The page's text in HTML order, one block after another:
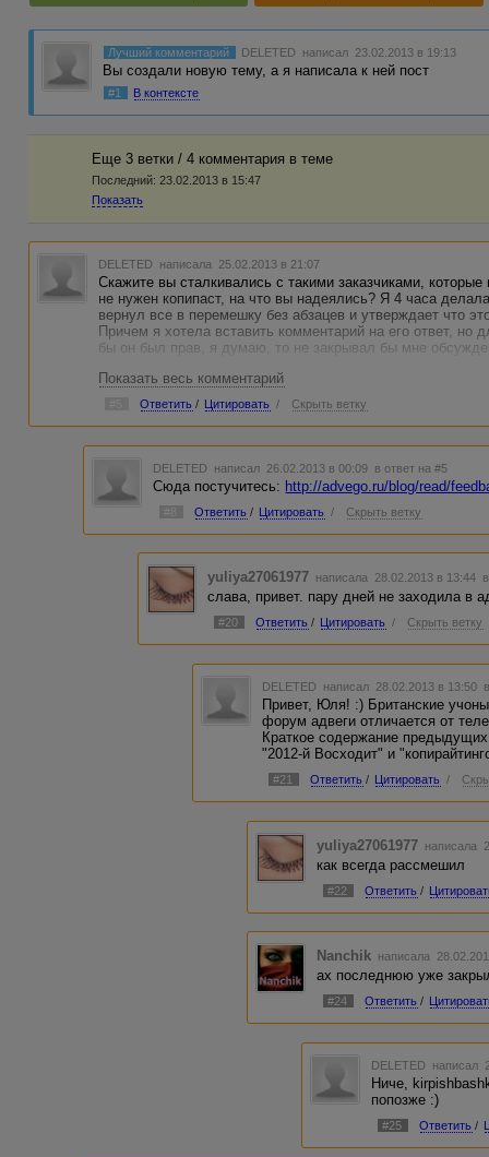
Лучший комментарий DELETED написал 23.02.2013 в 19:13
Вы создали новую тему, а я написала к ней пост
#1 В контексте
Еще 3 ветки / 4 комментария в темe
Последний: 23.02.2013 в 15:47
Показать
DELETED написала 25.02.2013 в 21:07
Скажите вы сталкивались с такими заказчиками,
не нужен копипаст, на что вы надеялись? Я 4 часа
вернул все в перемешку без абзацев и утверждает что
Причем я хотела вставить комментарий на его ответ,
бы он был прав, я думаю, то не закрывал бы мне
Показать весь комментарий
Ответить / Цитировать / Скрыть ветку
DELETED написал 26.02.2013 в 00:09 в ответ на #5
Сюда постучитесь: http://advego.ru/blog/read/
Ответить / Цитировать / Скрыть ветку
yuliya27061977 написала 28.02.2013 в 13:44
слава, привет. пару дней не заходила в
#20 Ответить / Цитировать / Скрыть ветку
DELETED написал 28.02.2013 в 13:50
Привет, Юля! :) Британские
форум адвеги отличается от
Краткое содержание
"2012-й Восходит" и
#21 Ответить / Цитировать /
yuliya27061977 написала
как всегда рассмешил
#22 Ответить /
Nanchik написала
ах последнюю уже
#24 Ответить /
DELETED написал
Ниче,
попозже :)
#25 Ответить /